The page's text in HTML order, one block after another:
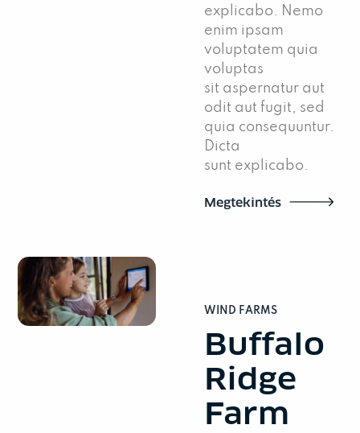
explicabo. Nemo
enim ipsam
voluptatem quia
voluptas
sit aspernatur aut
odit aut fugit, sed
quia consequuntur.
Dicta
sunt explicabo.
Megtekintés
WIND FARMS
Buffalo
Ridge
Farm